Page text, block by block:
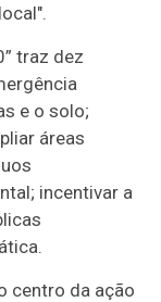
traz dez
e o solo;
áreas
incentivar a
centro da ação